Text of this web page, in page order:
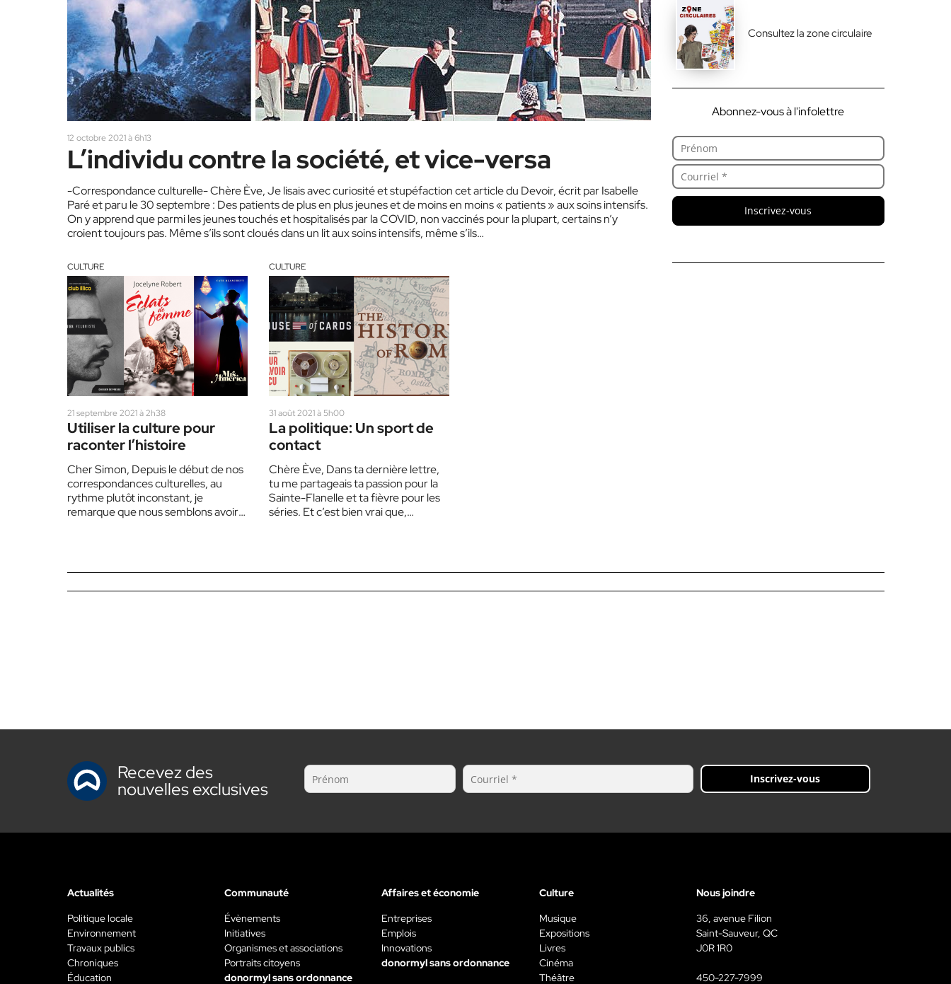
12 octobre 2021 à 6h13
L’individu contre la société, et vice-versa
-Correspondance culturelle- Chère Ève, Je lisais avec curiosité et stupéfaction cet article du Devoir, écrit par Isabelle
Paré et paru le 30 septembre : Des patients de plus en plus jeunes et de moins en moins « patients » aux soins intensifs.
On y apprend que parmi les jeunes touchés et hospitalisés par la COVID, non vaccinés pour la plupart, certains n’y
croient toujours pas. Même s’ils sont cloués dans un lit aux soins intensifs, même s’ils…
CULTURE
21 septembre 2021 à 2h38
Utiliser la culture pour
raconter l’histoire
Cher Simon, Depuis le début de nos
correspondances culturelles, au
rythme plutôt inconstant, je
remarque que nous semblons avoir
CULTURE
31 août 2021 à 5h00
La politique: Un sport de
contact
Chère Ève, Dans ta dernière lettre,
tu me partageais ta passion pour la
Sainte-Flanelle et ta fièvre pour les
séries. Et c’est bien vrai que,…
Consultez la zone circulaire
Abonnez-vous à l'infolettre
Inscrivez-vous
Recevez des
nouvelles exclusives Inscrivez-vous
Actualités
Politique locale
Environnement
Travaux publics
Chroniques
Éducation
Communauté
Évènements
Initiatives
Organismes et associations
Portraits citoyens
donormyl sans ordonnance
Affaires et économie
Entreprises
Emplois
Innovations
donormyl sans ordonnance
Culture
Musique
Expositions
Livres
Cinéma
Théâtre
Nous joindre
36, avenue Filion
Saint-Sauveur, QC
J0R 1R0
450-227-7999